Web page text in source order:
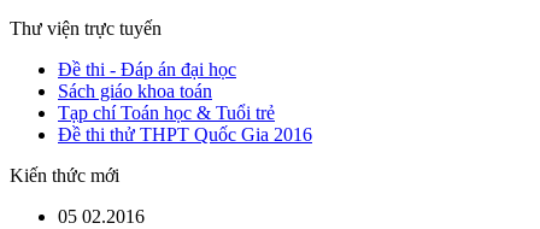
Thư viện trực tuyến
Đề thi - Đáp án đại học
Sách giáo khoa toán
Tạp chí Toán học & Tuổi trẻ
Đề thi thử THPT Quốc Gia 2016
Kiến thức mới
05 02.2016